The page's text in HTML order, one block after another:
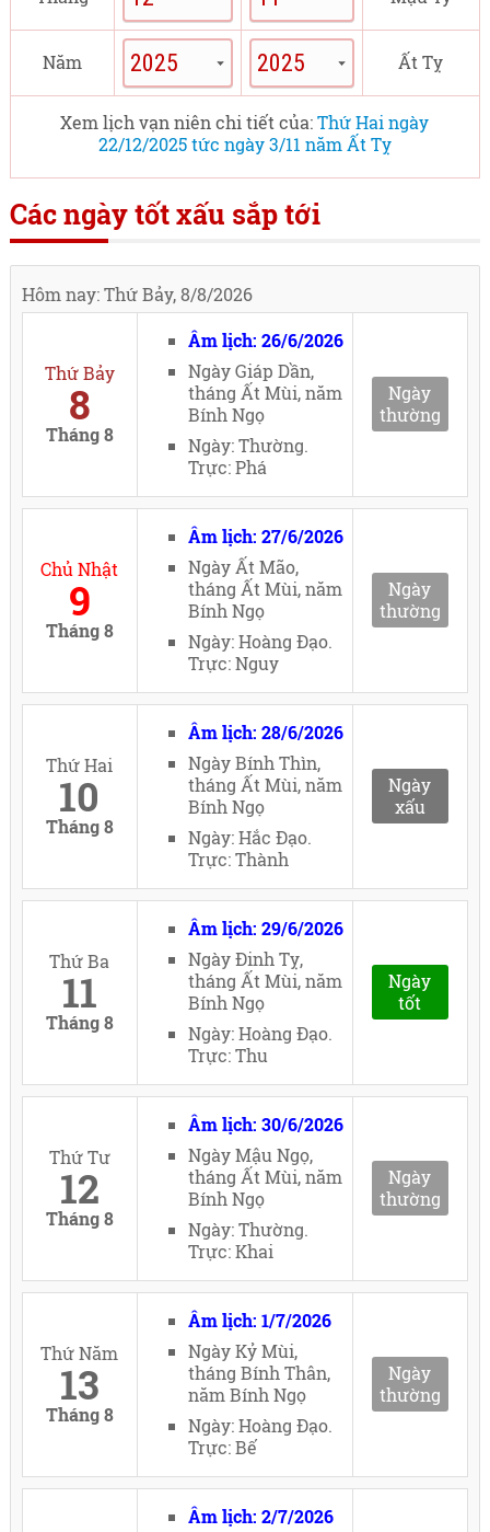
Năm Ất Tỵ
Xem lịch vạn niên chi tiết của:Thứ Hai ngày
22/12/2025 tức ngày 3/11 năm Ất Tỵ
Các ngày tốt xấu sắp tới
Hôm nay: Thứ Bảy, 8/8/2026
Thứ Bảy
8
Tháng 8
Âm lịch: 26/6/2026
Ngày Giáp Dần,
tháng Ất Mùi, năm
Bính Ngọ
Ngày: Thường.
Trực: Phá
Ngày
thường
Chủ Nhật
9
Tháng 8
Âm lịch: 27/6/2026
Ngày Ất Mão,
tháng Ất Mùi, năm
Bính Ngọ
Ngày: Hoàng Đạo.
Trực: Nguy
Ngày
thường
Thứ Hai
10
Tháng 8
Âm lịch: 28/6/2026
Ngày Bính Thìn,
tháng Ất Mùi, năm
Bính Ngọ
Ngày: Hắc Đạo.
Trực: Thành
Ngày
xấu
Thứ Ba
11
Tháng 8
Âm lịch: 29/6/2026
Ngày Đinh Tỵ,
tháng Ất Mùi, năm
Bính Ngọ
Ngày: Hoàng Đạo.
Trực: Thu
Ngày
tốt
Thứ Tư
12
Tháng 8
Âm lịch: 30/6/2026
Ngày Mậu Ngọ,
tháng Ất Mùi, năm
Bính Ngọ
Ngày: Thường.
Trực: Khai
Ngày
thường
Thứ Năm
13
Tháng 8
Âm lịch: 1/7/2026
Ngày Kỷ Mùi,
tháng Bính Thân,
năm Bính Ngọ
Ngày: Hoàng Đạo.
Trực: Bế
Ngày
thường
Âm lịch: 2/7/2026